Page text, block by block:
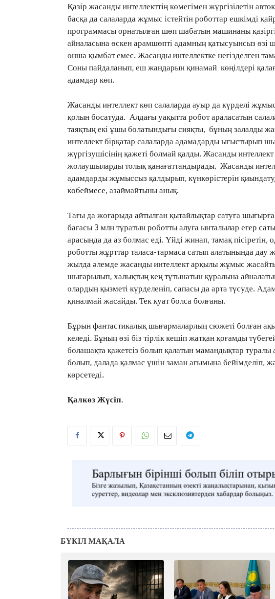
ОҚИҒА
СҰХБАТ
АРНАЙЫ
ӘЛЕУМЕТ
ШЕЖІРЕ
ТЫЛСЫМ
22.3 C
Жоба туралы
Қазір жасанды интеллекттің көмегімен жүргізілетін
басқа да салаларда жұмыс істейтін роботтар ешкімді
программасы орнатылған шөп шабатын машинаны
айналасына өскен арамшөпті адамның қатысуынсыз
онша қымбат емес. Жасанды интеллектке негізделген
Соны пайдаланып, еш жандарын қинамай көңілдері
адамдар көп.
Жасанды интеллект көп салаларда ауыр да күрделі
қолын босатуда. Алдағы уақытта робот араласатын
таяқтың екі ұшы болатындығы сияқты, бұның залалды
интеллект бірқатар салаларда адамадарды ығыстырып
жүргізушісінің қажеті болмай қалды. Жасанды
жолаушыларды толық қанағаттандырады. Жасанды
адамдарды жұмыссыз қалдырып, күнкөрістерін
көбеймесе, азаймайтыны анық.
Тағы да жоғарыда айтылған қытайлықтар сатуға
бағасы 3 млн тұратын роботты алуға ынталылар егер
арасында да аз болмас еді. Үйді жинап, тамақ
роботты жұрттар таласа-тармаса сатып алатынында
жылда әлемде жасанды интеллект арқылы жұмыс
шығарылып, халықтың кең тұтынатын құралына
олардың қызметі күрделеніп, сапасы да арта түсуде.
қиналмай жасайды. Тек қуат болса болғаны.
Бұрын фантастикалық шығармаларлың сюжеті болған
келеді. Бұның өзі біз тірлік кешіп жатқан қоғамды
болашақта қажетсіз болып қалатын мамандықтар туралы
болып, далада қалмас үшін заман ағымына бейімделіп,
көрсетеді.
Қалкөз Жүсіп.
БҮКІЛ МАҚАЛА